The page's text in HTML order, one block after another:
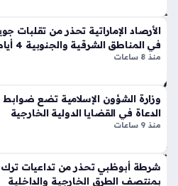
عد
الت
ص
م
الت
قلي
دي
بلم
سا
ت
قة
أش
غا
ل
ال
شا
رق
تد
عم
الأرصاد الإماراتية تحذر من تقلبات
في المناطق الشرقية والجنوبية 4 أيام
منذ 8 ساعات
وزارة الشؤون الإسلامية تضع
الدعاة في القضايا الدولية الخارجية
منذ 9 ساعات
شرطة أبوظبي تحذر من تداعيات ترك
بمنتصف الطرق الخارجية والداخلية